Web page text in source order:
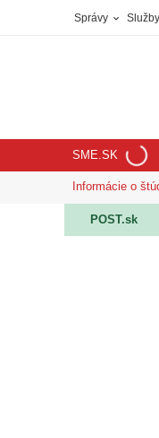
Správy Služby
SME.SK
Informácie o
POST.sk